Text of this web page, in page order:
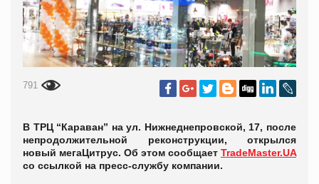
791
В ТРЦ “Караван” на ул. Нижнеднепровской, 17, после
непродолжительной реконструкции, открылся
новый мегаЦитрус. Об этом сообщает TradeMaster.UA
со ссылкой на пресс-службу компании.